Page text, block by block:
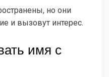
но они
и вызовут интерес.
имя с